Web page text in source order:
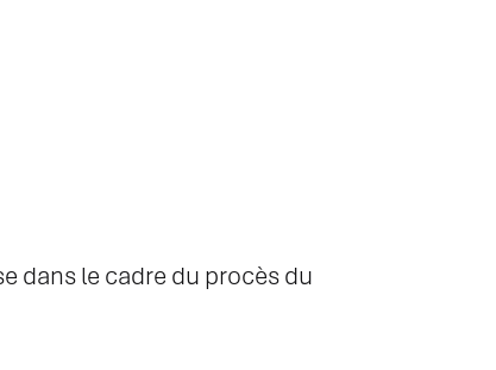
dans le cadre du procès du